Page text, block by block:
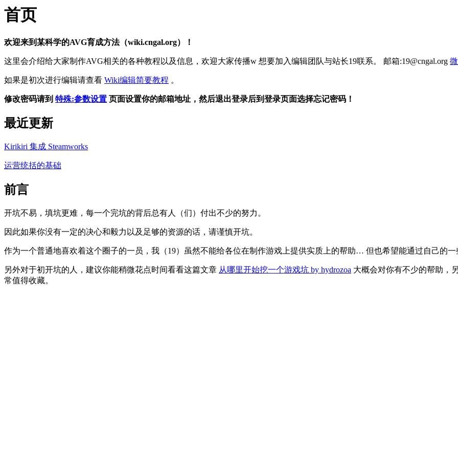
首页
欢迎来到某科学的AVG育成方法（wiki.cngal.org）！
这里会介绍给大家制作AVG相关的各种教程以及信息，欢迎大家传播w 想要加入编辑团队与站长19联系。 邮箱:19@cngal.org
如果是初次进行编辑请查看 Wiki编辑简要教程 。
修改密码请到 特殊:参数设置 页面设置你的邮箱地址，然后退出登录后到登录页面选择忘记密码！
最近更新
Kirikiri 集成 Steamworks
运营统括的基础
前言
开坑不易，填坑更难，每一个完坑的背后总有人（们）付出不少的努力。
因此如果你没有一定的决心和毅力以及足够的资源的话，请谨慎开坑。
作为一个普通地喜欢着这个圈子的一员，我（19）虽然不能给各位在制作游戏上提供实质上的帮助… 但也希望能通过自己的
另外对于初开坑的人，建议你能稍微花点时间看看这篇文章 从哪里开始挖一个游戏坑 by hydrozoa 大概会对你有不少的帮助，
常值得收藏。